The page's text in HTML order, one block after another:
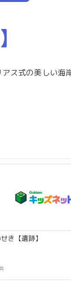
アス式の美しい海
き【遺跡】